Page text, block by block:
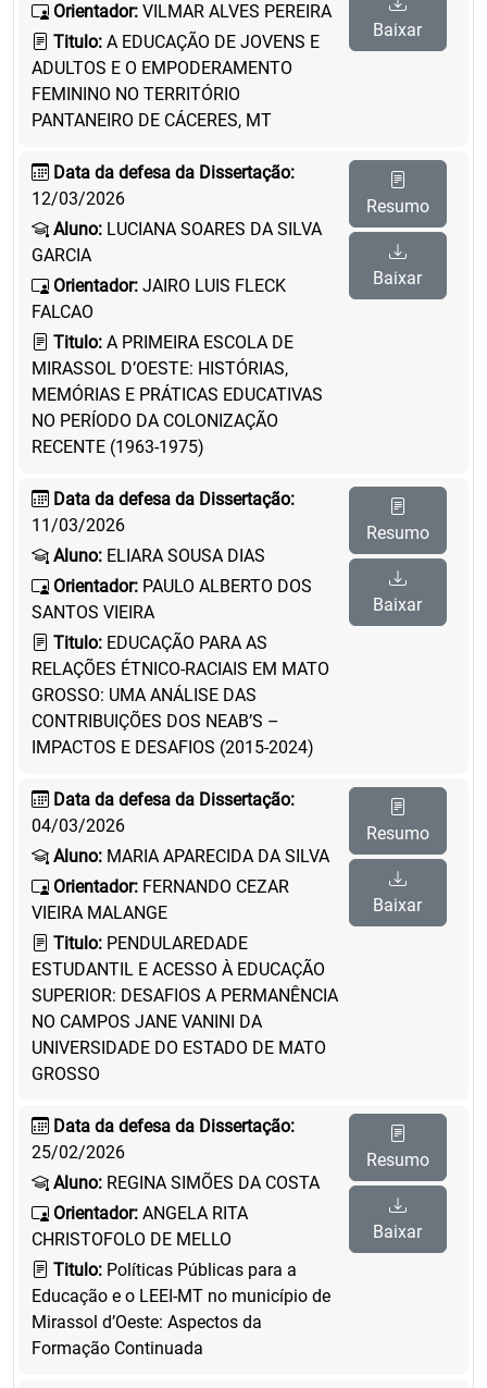
Orientador: VILMAR ALVES PEREIRA
Titulo: A EDUCAÇÃO DE JOVENS E
ADULTOS E O EMPODERAMENTO
FEMININO NO TERRITÓRIO
PANTANEIRO DE CÁCERES, MT
Baixar
Data da defesa da Dissertação:
12/03/2026
Aluno: LUCIANA SOARES DA SILVA
GARCIA
Orientador: JAIRO LUIS FLECK
FALCAO
Titulo: A PRIMEIRA ESCOLA DE
MIRASSOL D’OESTE: HISTÓRIAS,
MEMÓRIAS E PRÁTICAS EDUCATIVAS
NO PERÍODO DA COLONIZAÇÃO
RECENTE (1963-1975)
Resumo
Baixar
Data da defesa da Dissertação:
11/03/2026
Aluno: ELIARA SOUSA DIAS
Orientador: PAULO ALBERTO DOS
SANTOS VIEIRA
Titulo: EDUCAÇÃO PARA AS
RELAÇÕES ÉTNICO-RACIAIS EM MATO
GROSSO: UMA ANÁLISE DAS
CONTRIBUIÇÕES DOS NEAB’S –
IMPACTOS E DESAFIOS (2015-2024)
Resumo
Baixar
Data da defesa da Dissertação:
04/03/2026
Aluno: MARIA APARECIDA DA SILVA
Orientador: FERNANDO CEZAR
VIEIRA MALANGE
Titulo: PENDULAREDADE
ESTUDANTIL E ACESSO À EDUCAÇÃO
SUPERIOR: DESAFIOS A PERMANÊNCIA
NO CAMPOS JANE VANINI DA
UNIVERSIDADE DO ESTADO DE MATO
GROSSO
Resumo
Baixar
Data da defesa da Dissertação:
25/02/2026
Aluno: REGINA SIMÕES DA COSTA
Orientador: ANGELA RITA
CHRISTOFOLO DE MELLO
Titulo: Políticas Públicas para a
Educação e o LEEI-MT no município de
Mirassol d’Oeste: Aspectos da
Formação Continuada
Resumo
Baixar